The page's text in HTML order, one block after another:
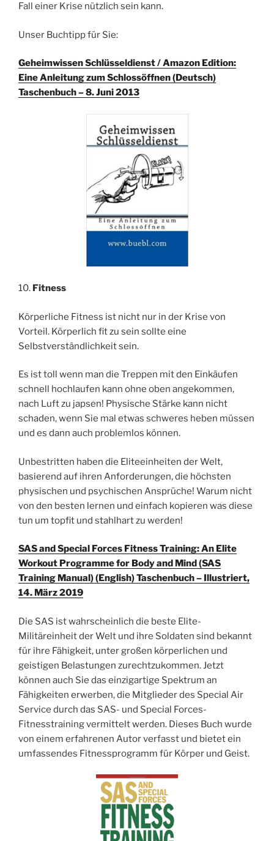
Fall einer Krise nützlich sein kann.
Unser Buchtipp für Sie:
Geheimwissen Schlüsseldienst / Amazon Edition:
Eine Anleitung zum Schlossöffnen (Deutsch)
Taschenbuch – 8. Juni 2013
10. Fitness
Körperliche Fitness ist nicht nur in der Krise von
Vorteil. Körperlich fit zu sein sollte eine
Selbstverständlichkeit sein.
Es ist toll wenn man die Treppen mit den Einkäufen
schnell hochlaufen kann ohne oben angekommen,
nach Luft zu japsen! Physische Stärke kann nicht
schaden, wenn Sie mal etwas schweres heben müssen
und es dann auch problemlos können.
Unbestritten haben die Eliteeinheiten der Welt,
basierend auf ihren Anforderungen, die höchsten
physischen und psychischen Ansprüche! Warum nicht
von den besten lernen und einfach kopieren was diese
tun um topfit und stahlhart zu werden!
SAS and Special Forces Fitness Training: An Elite
Workout Programme for Body and Mind (SAS
Training Manual) (English) Taschenbuch – Illustriert,
14. März 2019
Die SAS ist wahrscheinlich die beste Elite-
Militäreinheit der Welt und ihre Soldaten sind bekannt
für ihre Fähigkeit, unter großen körperlichen und
geistigen Belastungen zurechtzukommen. Jetzt
können auch Sie das einzigartige Spektrum an
Fähigkeiten erwerben, die Mitglieder des Special Air
Service durch das SAS- und Special Forces-
Fitnesstraining vermittelt werden. Dieses Buch wurde
von einem erfahrenen Autor verfasst und bietet ein
umfassendes Fitnessprogramm für Körper und Geist.